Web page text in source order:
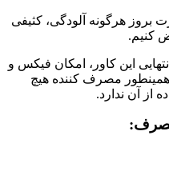
بروز هرگونه آلودگی، کثیفی
کنیم.
این کاور، امکان فیکس و
مصرف کننده هیچ
از آن ندارد.
مصرف: